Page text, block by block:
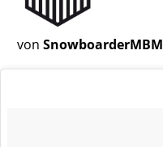
von SnowboarderMBM